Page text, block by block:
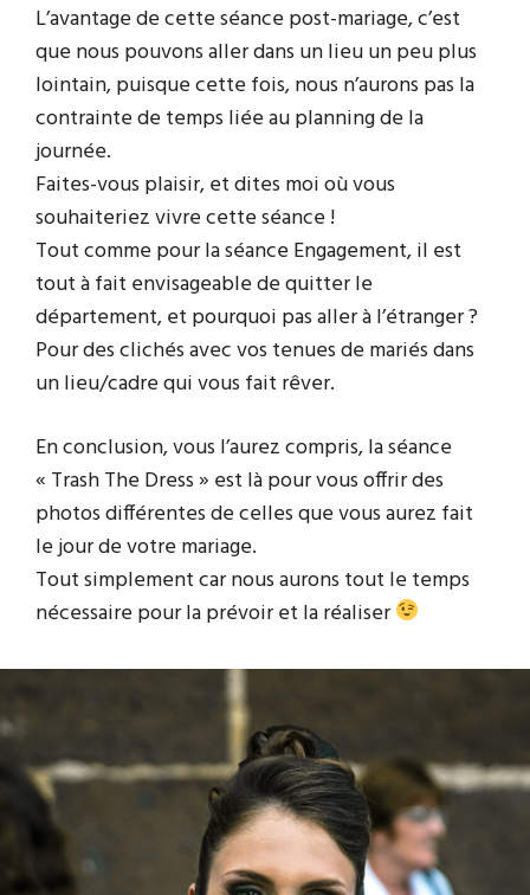
L’avantage de cette séance post-mariage, c’est
que nous pouvons aller dans un lieu un peu plus
lointain, puisque cette fois, nous n’aurons pas la
contrainte de temps liée au planning de la
journée.
Faites-vous plaisir, et dites moi où vous
souhaiteriez vivre cette séance !
Tout comme pour la séance Engagement, il est
tout à fait envisageable de quitter le
département, et pourquoi pas aller à l’étranger ?
Pour des clichés avec vos tenues de mariés dans
un lieu/cadre qui vous fait rêver.
En conclusion, vous l’aurez compris, la séance
« Trash The Dress » est là pour vous offrir des
photos différentes de celles que vous aurez fait
le jour de votre mariage.
Tout simplement car nous aurons tout le temps
nécessaire pour la prévoir et la réaliser